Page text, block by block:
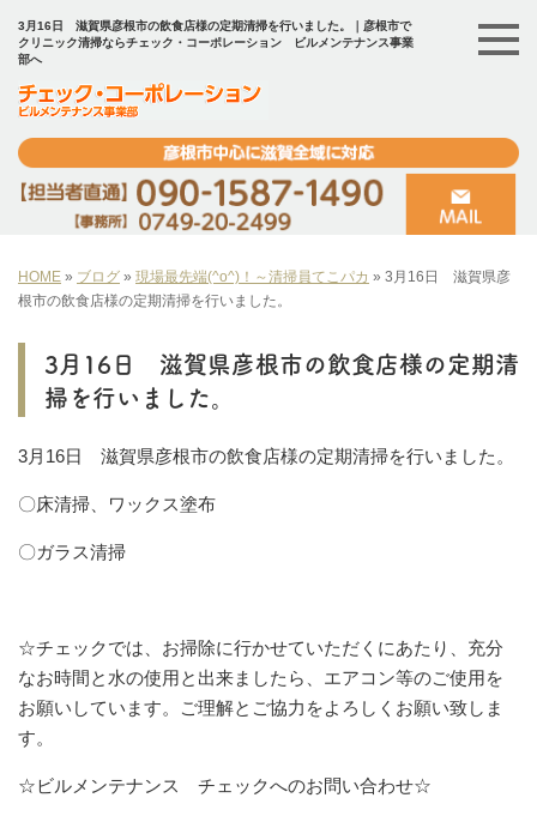
3月16日 滋賀県彦根市の飲食店様の定期清掃を行いました。｜彦根市で
クリニック清掃ならチェック・コーポレーション ビルメンテナンス事業
部へ
HOME » ブログ » 現場最先端(^o^)！～清掃員てこパカ » 3月16日 滋賀県彦
根市の飲食店様の定期清掃を行いました。
3月16日 滋賀県彦根市の飲食店様の定期清
掃を行いました。
3月16日 滋賀県彦根市の飲食店様の定期清掃を行いました。
〇床清掃、ワックス塗布
〇ガラス清掃
☆チェックでは、お掃除に行かせていただくにあたり、充分
なお時間と水の使用と出来ましたら、エアコン等のご使用を
お願いしています。ご理解とご協力をよろしくお願い致しま
す。
☆ビルメンテナンス チェックへのお問い合わせ☆